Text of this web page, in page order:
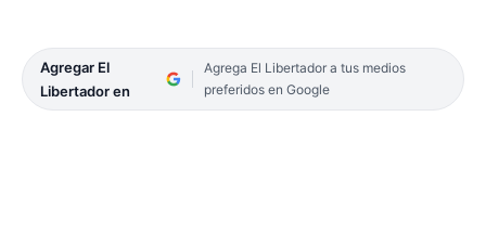
Agregar El
Libertador en
Agrega El Libertador a tus medios
preferidos en Google